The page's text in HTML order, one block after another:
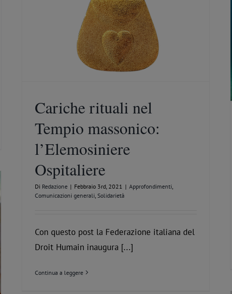
Cariche rituali nel
Tempio massonico:
l’Elemosiniere
Ospitaliere
Di Redazione | Febbraio 3rd, 2021 | Approfondimenti
Comunicazioni generali Solidarietà
Con questo post la Federazione italiana del
Droit Humain inaugura [...]
Continua a leggere
I viaggi iniziatici delle migrazioni
Comunicazioni generali Solidarietà